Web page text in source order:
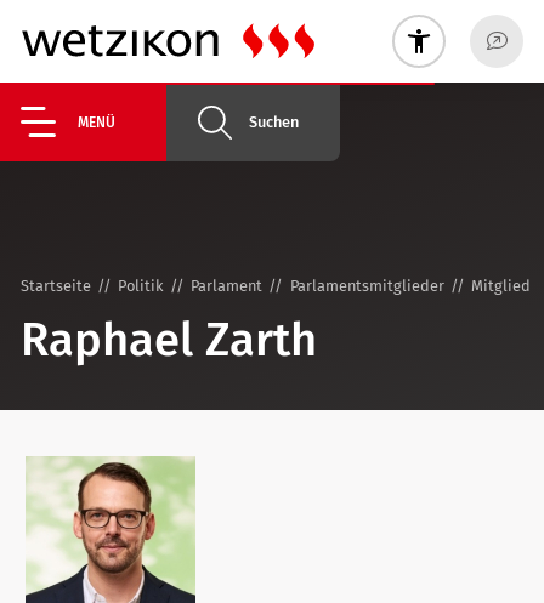
MENÜ Suchen
Startseite Politik Parlament Parlamentsmitglieder Mitglied
Raphael Zarth